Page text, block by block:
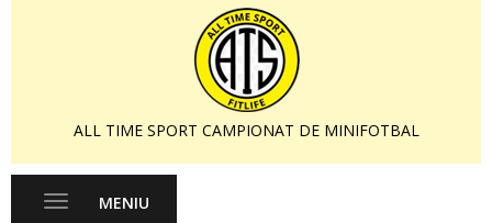
ALL TIME SPORT CAMPIONAT DE MINIFOTBAL
Toggle
MENIU